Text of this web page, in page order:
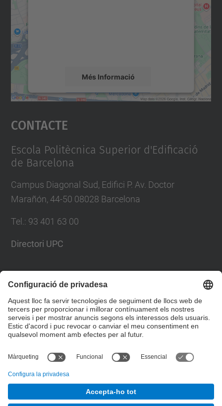
Més Informació
Accepta
powered by
Contacte
Escola Politècnica Superior d'Edificació
de Barcelona
Campus Diagonal Sud, Edifici P. Av. Doctor
Marañón, 44-50 08028 Barcelona
Tel. : 93 401 63 00
Directori UPC
Formulari de contacte
Llista Xarxes Socials